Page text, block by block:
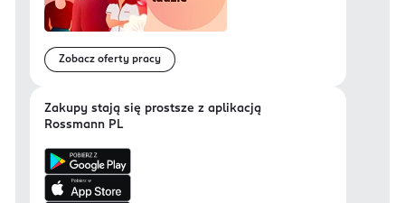
Zobacz oferty pracy
Zakupy stają się prostsze z aplikacją
Rossmann PL